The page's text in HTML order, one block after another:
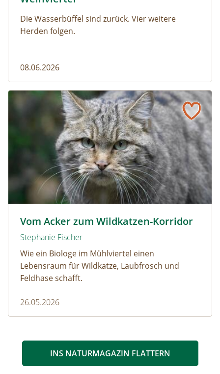
Die Wasserbüffel sind zurück. Vier weitere
Herden folgen.
08.06.2026
Vom Acker zum Wildkatzen-Korridor
Stephanie Fischer
Wie ein Biologe im Mühlviertel einen
Lebensraum für Wildkatze, Laubfrosch und
Feldhase schafft.
26.05.2026
Vom Acker zum Wildkatzen-Korridor
INS NATURMAGAZIN FLATTERN